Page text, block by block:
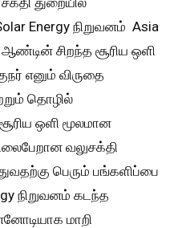
Energy நிறுவனம் Asia
ஆண்டின் சிறந்த சூரிய ஒளி
எனும் விருதை
தொழில்
ஒளி மூலமான
வலுசக்தி
பெரும் பங்களிப்பை
நிறுவனம் கடந்த
மாறி